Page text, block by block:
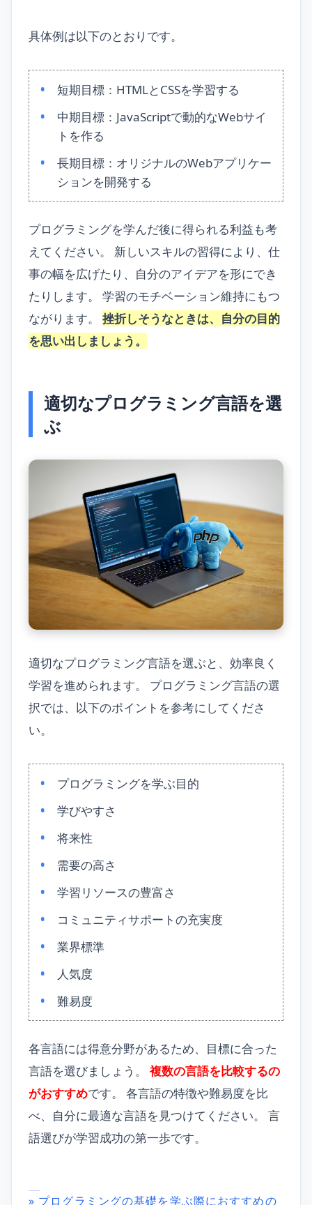
具体例は以下のとおりです。
短期目標：HTMLとCSSを学習する
中期目標：JavaScriptで動的なWebサイ
トを作る
長期目標：オリジナルのWebアプリケー
ションを開発する
プログラミングを学んだ後に得られる利益も考
えてください。 新しいスキルの習得により、仕
事の幅を広げたり、自分のアイデアを形にでき
たりします。 学習のモチベーション維持にもつ
ながります。 挫折しそうなときは、自分の目的
を思い出しましょう。
適切なプログラミング言語を選
ぶ
適切なプログラミング言語を選ぶと、効率良く
学習を進められます。 プログラミング言語の選
択では、以下のポイントを参考にしてくださ
い。
プログラミングを学ぶ目的
学びやすさ
将来性
需要の高さ
学習リソースの豊富さ
コミュニティサポートの充実度
業界標準
人気度
難易度
各言語には得意分野があるため、目標に合った
言語を選びましょう。 複数の言語を比較するの
がおすすめです。 各言語の特徴や難易度を比
べ、自分に最適な言語を見つけてください。 言
語選びが学習成功の第一歩です。
» プログラミングの基礎を学ぶ際におすすめの